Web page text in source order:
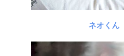
ネオくん